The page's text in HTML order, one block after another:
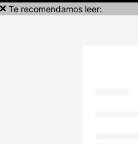
Te recomendamos leer: